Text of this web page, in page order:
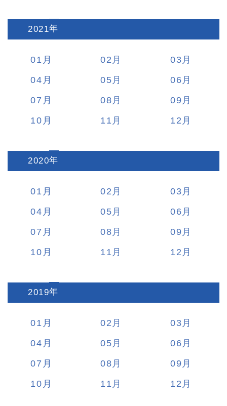
2021:
01 02
03
04
05
06
07
08
09
10
11 12
2020:
01 02
03
04
05
06
07
08
09
10
11 12
2019:
01 02
03
04
05
06
07
08
09
10
11 12